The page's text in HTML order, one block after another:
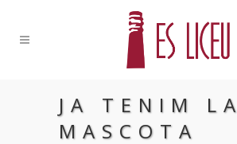
JA TENIM LA
MASCOTA